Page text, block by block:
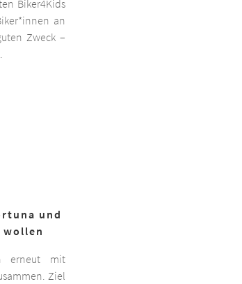
Biker4Kids
an
Zweck –
und
wollen
erneut mit
Ziel